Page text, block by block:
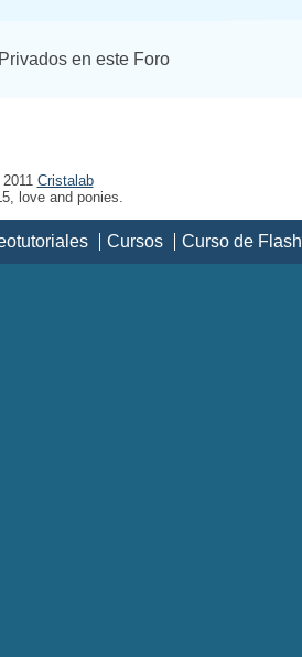
en este Foro
Cristalab
love and ponies.
Cursos Curso de Flash